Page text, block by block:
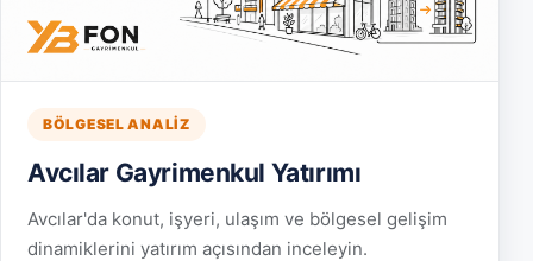
BÖLGESEL ANALIZ
Avcılar Gayrimenkul Yatırımı
Avcılar'da konut, işyeri, ulaşım ve bölgesel gelişim
dinamiklerini yatırım açısından inceleyin.